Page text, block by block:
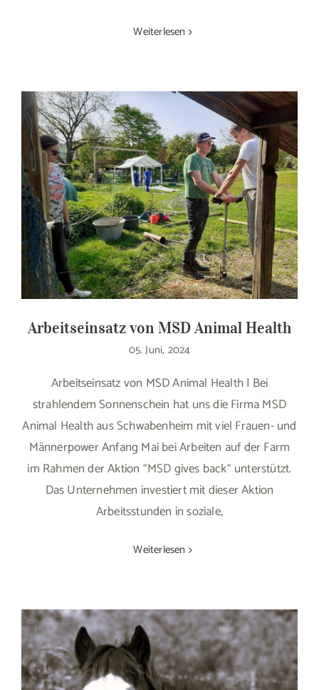
Weiterlesen
Arbeitseinsatz von MSD Animal Health
05. Juni, 2024
Arbeitseinsatz von MSD Animal Health | Bei
strahlendem Sonnenschein hat uns die Firma MSD
Animal Health aus Schwabenheim mit viel Frauen- und
Männerpower Anfang Mai bei Arbeiten auf der Farm
im Rahmen der Aktion “MSD gives back“ unterstützt.
Das Unternehmen investiert mit dieser Aktion
Arbeitsstunden in soziale,
Weiterlesen